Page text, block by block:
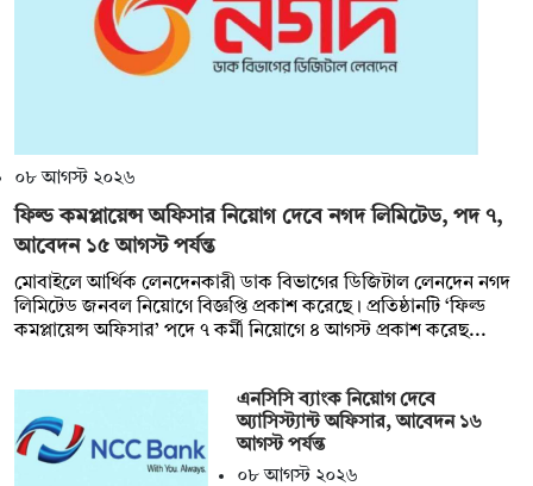
০৮ আগস্ট ২০২৬
ফিল্ড কমপ্লায়েন্স অফিসার নিয়োগ দেবে নগদ লিমিটেড, পদ ৭,
আবেদন ১৫ আগস্ট পর্যন্ত
মোবাইলে আর্থিক লেনদেনকারী ডাক বিভাগের ডিজিটাল লেনদেন নগদ
লিমিটেড জনবল নিয়োগে বিজ্ঞপ্তি প্রকাশ করেছে। প্রতিষ্ঠানটি ‘ফিল্ড
কমপ্লায়েন্স অফিসার’ পদে ৭ কর্মী নিয়োগে ৪ আগস্ট প্রকাশ করেছ...
এনসিসি ব্যাংক নিয়োগ দেবে
অ্যাসিস্ট্যান্ট অফিসার, আবেদন ১৬
আগস্ট পর্যন্ত
০৮ আগস্ট ২০২৬